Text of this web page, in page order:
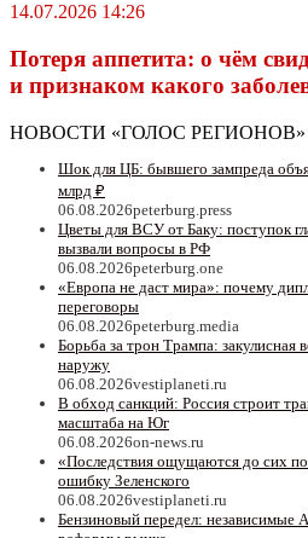
14.07.2026 14:26
Потеря аппетита: о чём
и признаком какого
НОВОСТИ «ГОЛОС РЕГИОНОВ»
Шок для ЦБ: бывшего зампреда
млрд ₽
06.08.2026peterburg.press
Цветы для ВСУ от Баку: поступок
вызвали вопросы в РФ
06.08.2026peterburg.one
«Европа не даст мира»: почему
переговоры
06.08.2026peterburg.media
Борьба за трон Трампа: закулисная
наружу
06.08.2026vestiplaneti.ru
В обход санкций: Россия строит
масштаба на Юг
06.08.2026on-news.ru
«Последствия ощущаются до сих
ошибку Зеленского
06.08.2026vestiplaneti.ru
Бензиновый передел: независимые